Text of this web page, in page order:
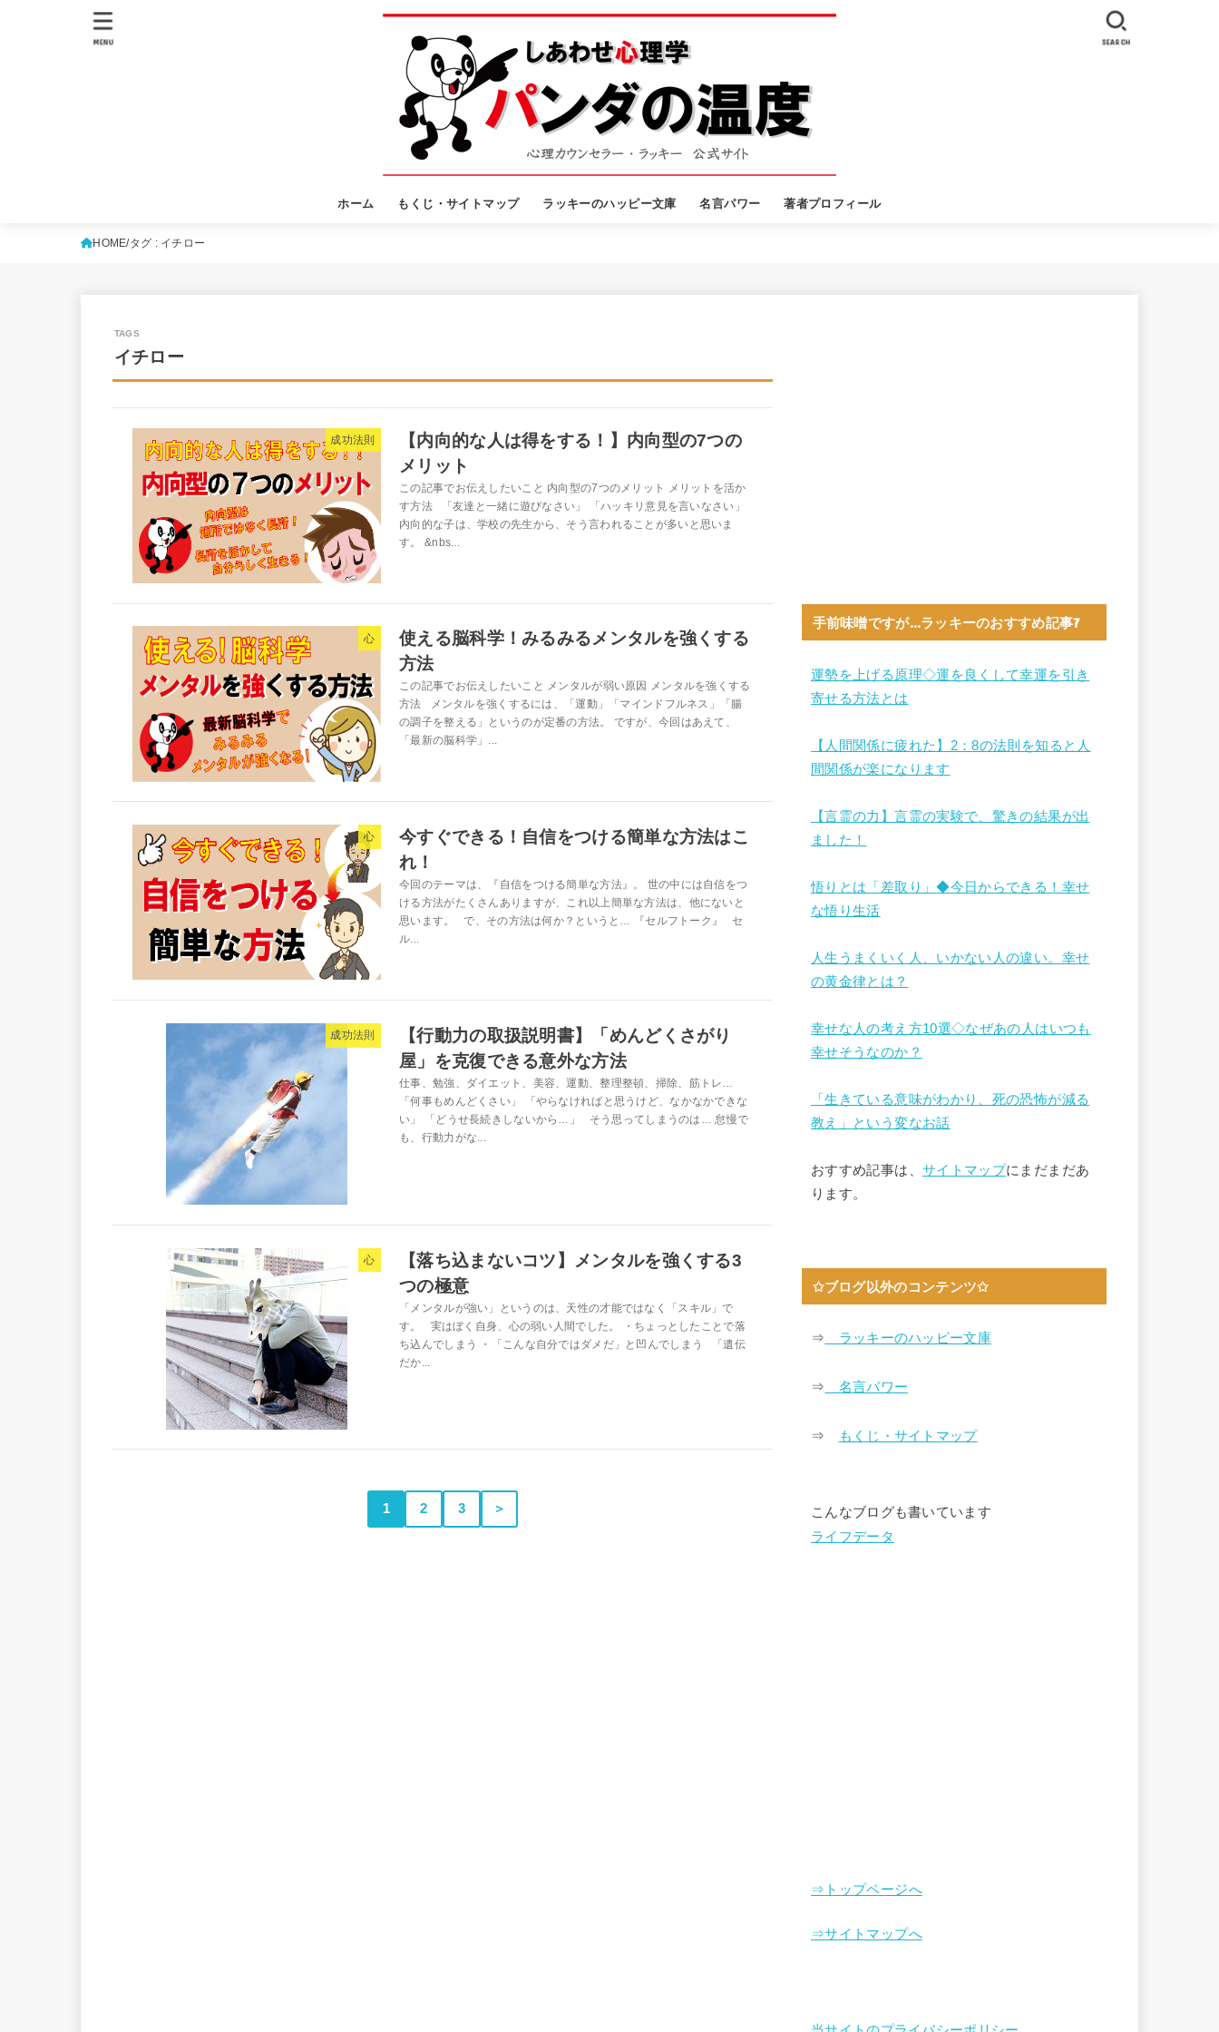
ホーム もくじ・サイトマップ ラッキーのハッピー文庫 名言パワー 著者プロフィール
SEARCH
MENU
HOME タグ : イチロー
イチロー
成功法則
【内向的な人は得をする！】内向型の7つの
メリット
この記事でお伝えしたいこと 内向型の7つのメリット メリットを活か
す方法 「友達と一緒に遊びなさい」 「ハッキリ意見を言いなさい」
内向的な子は、学校の先生から、そう言われることが多いと思いま
す。 &nbs...
心
使える脳科学！みるみるメンタルを強くする
方法
この記事でお伝えしたいこと メンタルが弱い原因 メンタルを強くする
方法 メンタルを強くするには、「運動」「マインドフルネス」「腸
の調子を整える」というのが定番の方法。 ですが、今回はあえて、
「最新の脳科学」...
心
今すぐできる！自信をつける簡単な方法はこ
れ！
今回のテーマは、『自信をつける簡単な方法』。 世の中には自信をつ
ける方法がたくさんありますが、これ以上簡単な方法は、他にないと
思います。 で、その方法は何か？というと… 『セルフトーク』 セ
ル...
成功法則
【行動力の取扱説明書】「めんどくさがり
屋」を克復できる意外な方法
仕事、勉強、ダイエット、美容、運動、整理整頓、掃除、筋トレ…
「何事もめんどくさい」 「やらなければと思うけど、なかなかできな
い」 「どうせ長続きしないから…」 そう思ってしまうのは… 怠慢で
も、行動力がな...
心
【落ち込まないコツ】メンタルを強くする3
つの極意
「メンタルが強い」というのは、天性の才能ではなく「スキル」で
す。 実はぼく自身、心の弱い人間でした。 ・ちょっとしたことで落
ち込んでしまう ・「こんな自分ではダメだ」と凹んでしまう 「遺伝
だか...
1 2 3 ＞
手前味噌ですが…ラッキーのおすすめ記事7
運勢を上げる原理◇運を良くして幸運を引き
寄せる方法とは
【人間関係に疲れた】2：8の法則を知ると人
間関係が楽になります
【言霊の力】言霊の実験で、驚きの結果が出
ました！
悟りとは「差取り」◆今日からできる！幸せ
な悟り生活
人生うまくいく人、いかない人の違い。幸せ
の黄金律とは？
幸せな人の考え方10選◇なぜあの人はいつも
幸せそうなのか？
「生きている意味がわかり、死の恐怖が減る
教え」という変なお話
おすすめ記事は、 サイトマップにまだまだあ
ります。
✩ブログ以外のコンテンツ✩
⇒ ラッキーのハッピー文庫
⇒ 名言パワー
⇒ もくじ・サイトマップ
こんなブログも書いています
ライフデータ
⇒トップページへ
⇒サイトマップへ